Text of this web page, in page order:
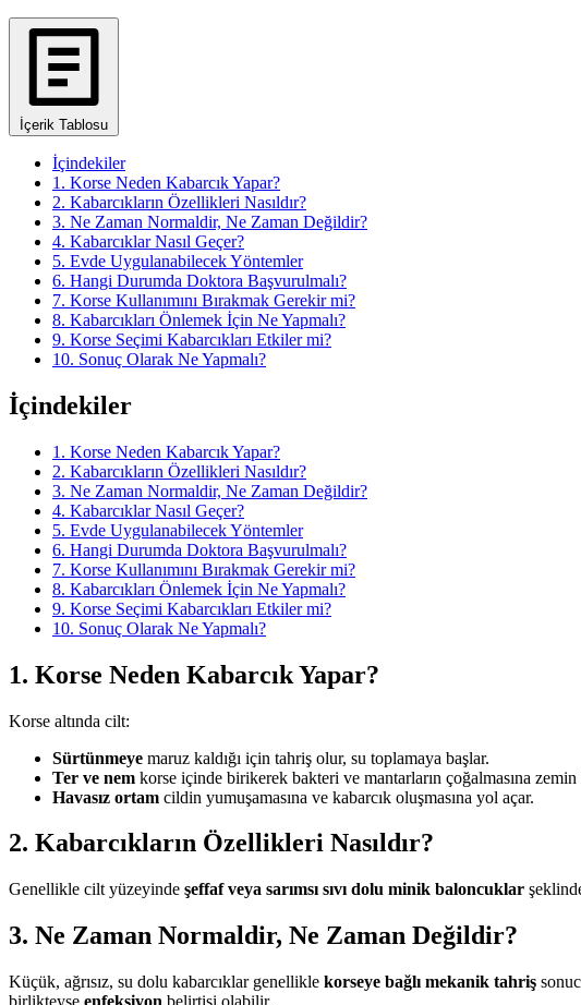
İçerik Tablosu
İçindekiler
1. Korse Neden Kabarcık Yapar?
2. Kabarcıkların Özellikleri Nasıldır?
3. Ne Zaman Normaldir, Ne Zaman Değildir?
4. Kabarcıklar Nasıl Geçer?
5. Evde Uygulanabilecek Yöntemler
6. Hangi Durumda Doktora Başvurulmalı?
7. Korse Kullanımını Bırakmak Gerekir mi?
8. Kabarcıkları Önlemek İçin Ne Yapmalı?
9. Korse Seçimi Kabarcıkları Etkiler mi?
10. Sonuç Olarak Ne Yapmalı?
İçindekiler
1. Korse Neden Kabarcık Yapar?
2. Kabarcıkların Özellikleri Nasıldır?
3. Ne Zaman Normaldir, Ne Zaman Değildir?
4. Kabarcıklar Nasıl Geçer?
5. Evde Uygulanabilecek Yöntemler
6. Hangi Durumda Doktora Başvurulmalı?
7. Korse Kullanımını Bırakmak Gerekir mi?
8. Kabarcıkları Önlemek İçin Ne Yapmalı?
9. Korse Seçimi Kabarcıkları Etkiler mi?
10. Sonuç Olarak Ne Yapmalı?
1. Korse Neden Kabarcık Yapar?
Korse altında cilt:
Sürtünmeye maruz kaldığı için tahriş olur, su toplamaya başlar.
Ter ve nem korse içinde birikerek bakteri ve mantarların çoğalmasına zemin
Havasız ortam cildin yumuşamasına ve kabarcık oluşmasına yol açar.
2. Kabarcıkların Özellikleri Nasıldır?
Genellikle cilt yüzeyinde şeffaf veya sarımsı sıvı dolu minik baloncuklar
3. Ne Zaman Normaldir, Ne Zaman Değildir?
Küçük, ağrısız, su dolu kabarcıklar genellikle korseye bağlı mekanik tahriş